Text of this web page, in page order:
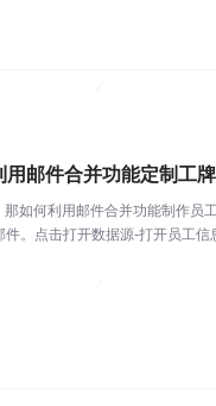
用邮件合并功能定制工牌
如何利用邮件合并功能制作员
。点击打开数据源-打开员工